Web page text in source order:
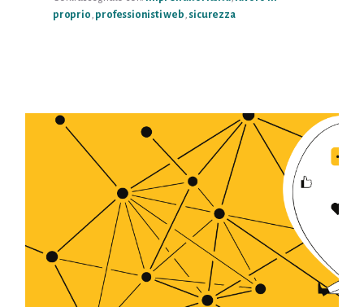
PROFESSIONISTI
E
proprio professionisti web sicurezza